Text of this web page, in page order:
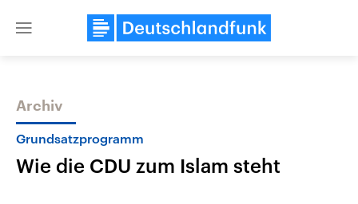
Close
Themen
Archiv
Grundsatzprogramm
Wie die CDU zum Islam steht